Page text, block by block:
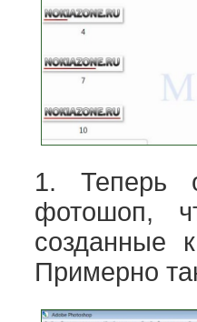
1. Теперь
фотошоп,
созданные
Примерно